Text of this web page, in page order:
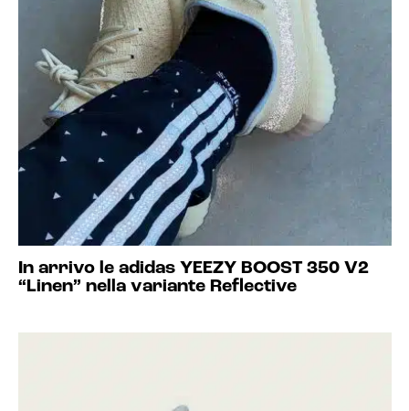
In arrivo le adidas YEEZY BOOST 350 V2
“Linen” nella variante Reflective